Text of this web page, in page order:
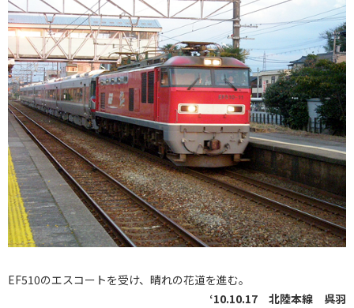
EF510のエスコートを受け、晴れの花道を進む。
‘10.10.17 北陸本線 呉羽